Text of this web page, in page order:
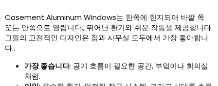
Casement Aluminum Windows는 한쪽에 힌지되어 바깥 쪽
또는 안쪽으로 열립니다., 뛰어난 환기와 쉬운 작동을 제공합니다.
그들의 고전적인 디자인은 집과 사무실 모두에서 가장 좋아합니
다..
가장 좋습니다: 공기 흐름이 필요한 공간, 부엌이나 회의실
처럼.